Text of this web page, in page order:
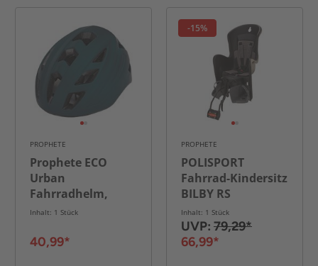
PROPHETE
Prophete ECO
Urban
Fahrradhelm,
Größe: 58-61 cm,
Inhalt: 1 Stück
40,99*
-15%
PROPHETE
POLISPORT
Fahrrad-Kindersitz
BILBY RS
Inhalt: 1 Stück
UVP: 79,29*
66,99*